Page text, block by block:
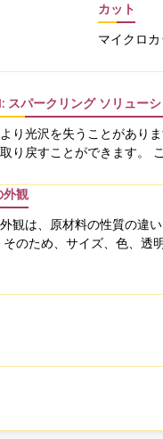
カット
マイクロ
スパークリング ソリュー
り光沢を失うことがあり
り戻すことができます。
外観
観は、原材料の性質の違
のため、サイズ、色、透